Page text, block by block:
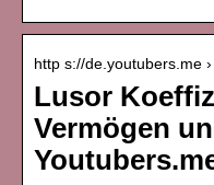
http s://de.youtubers.me
Lusor
Vermögen